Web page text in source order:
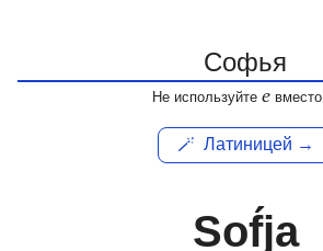
Не используйте евместо
🪄 Латиницей →
Sof́ja